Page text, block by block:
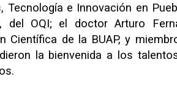
Tecnología e Innovación en
del OQI; el doctor Arturo
Científica de la BUAP, y
la bienvenida a los